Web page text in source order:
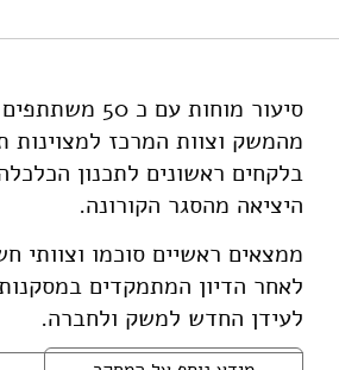
of-a-round-table-discussion-
and-major-conclusion
סיעור מוחות עם
מהמשק וצוות המרכז למצוינות
בלקחים ראשונים לתכנון
היציאה מהסגר הקורונה.
ממצאים ראשיים סוכמו וצוותי
לאחר הדיון המתמקדים
לעידן החדש למשק ולחברה.